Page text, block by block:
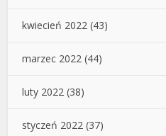
kwiecień 2022 (43)
marzec 2022 (44)
luty 2022 (38)
styczeń 2022 (37)